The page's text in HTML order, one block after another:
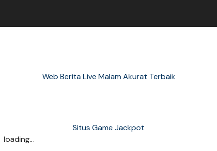
Web Berita Live Malam Akurat Terbaik
Situs Game Jackpot
loading...